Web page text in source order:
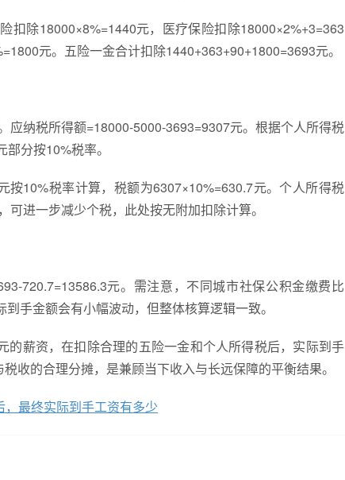
扣除18000×8%=1440元，医疗保险扣除18000×2%+3=363
元。五险一金合计扣除1440+363+90+1800=3693元。
纳税所得额=18000-5000-3693=9307元。根据个人所得税
分按10%税率。
10%税率计算，税额为6307×10%=630.7元。个人所得税
进一步减少个税，此处按无附加扣除计算。
720.7=13586.3元。需注意，不同城市社保公积金缴费比
手金额会有小幅波动，但整体核算逻辑一致。
薪资，在扣除合理的五险一金和个人所得税后，实际到手
收的合理分摊，是兼顾当下收入与长远保障的平衡结果。
最终实际到手工资有多少